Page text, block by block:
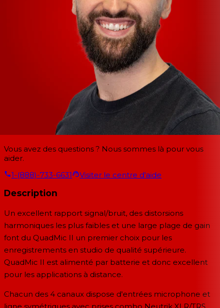
Vous avez des questions ? Nous sommes là pour vous
aider.
1-(888)-733-6631
Visiter le centre d'aide
Description
Un excellent rapport signal/bruit, des distorsions
harmoniques les plus faibles et une large plage de gain
font du QuadMic II un premier choix pour les
enregistrements en studio de qualité supérieure.
QuadMic II est alimenté par batterie et donc excellent
pour les applications à distance.
Chacun des 4 canaux dispose d'entrées microphone et